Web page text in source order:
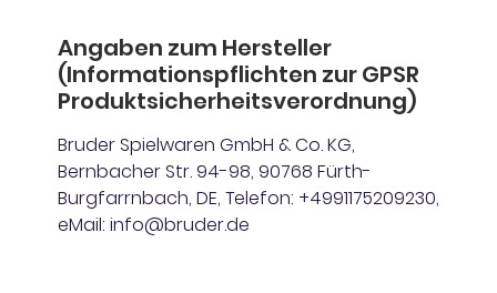
Angaben zum Hersteller
(Informationspflichten zur GPSR
Produktsicherheitsverordnung)
Bruder Spielwaren GmbH & Co. KG,
Bernbacher Str. 94-98, 90768 Fürth-
Burgfarrnbach, DE, Telefon: +4991175209230,
eMail: info@bruder.de